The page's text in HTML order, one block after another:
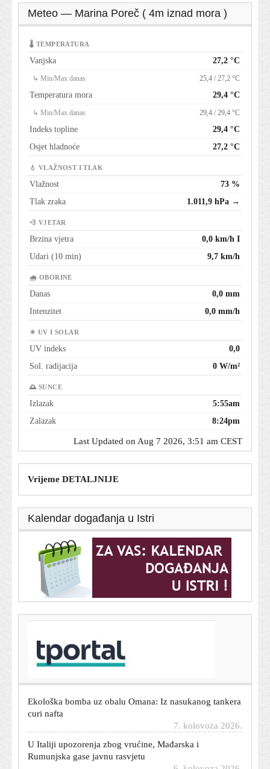
Meteo — Marina Poreč ( 4m iznad mora )
🌡 TEMPERATURA
Vanjska 27,2 °C
↳ Min/Max danas 25,4 / 27,2 °C
Temperatura mora 29,4 °C
↳ Min/Max danas 29,4 / 29,4 °C
Indeks topline
29,4 °C
Osjet hladnoće
27,2 °C
💧 VLAŽNOST I TLAK
Vlažnost
73 %
Tlak zraka
1.011,9 hPa →
💨 VJETAR
Brzina vjetra
0,0 km/h I
Udari (10 min)
9,7 km/h
🌧 OBORINE
Danas
0,0 mm
Intenzitet
0,0 mm/h
☀ UV I SOLAR
UV indeks
0,0
Sol. radijacija
0 W/m²
🌅 SUNCE
Izlazak
5:55am
Zalazak
8:24pm
Last Updated on Aug 7 2026, 3:51 am CEST
Vrijeme DETALJNIJE
Kalendar događanja u Istri
'Gospić je naš dom' traži hitnu sanaciju, trajni nadzor
vode i tla te ostavke upletenih
curi nafta
U Italiji upozorenja zbog vrućine, Mađarska i
Rumunjska gase javnu rasvjetu